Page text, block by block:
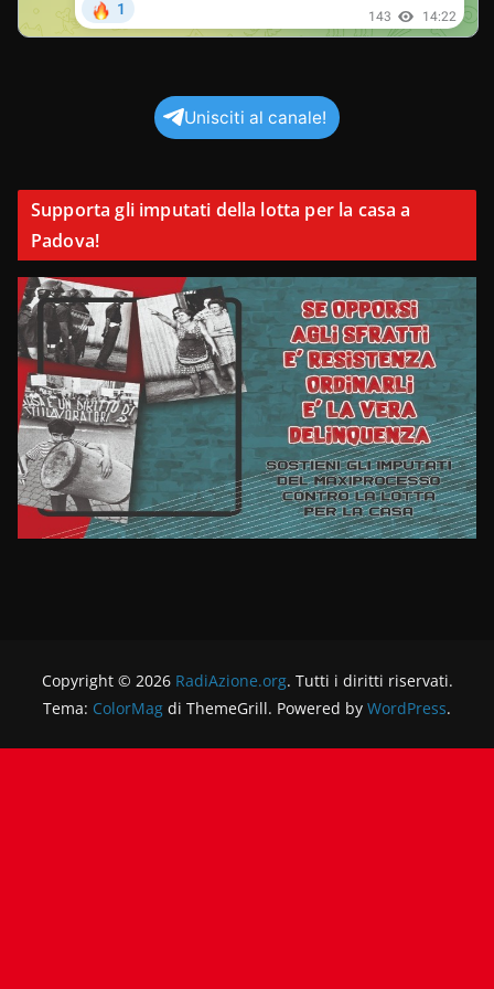
Unisciti al canale!
Supporta gli imputati della lotta per la casa a
Padova!
Copyright © 2026 RadiAzione.org. Tutti i diritti riservati.
Tema: ColorMag di ThemeGrill. Powered by WordPress.